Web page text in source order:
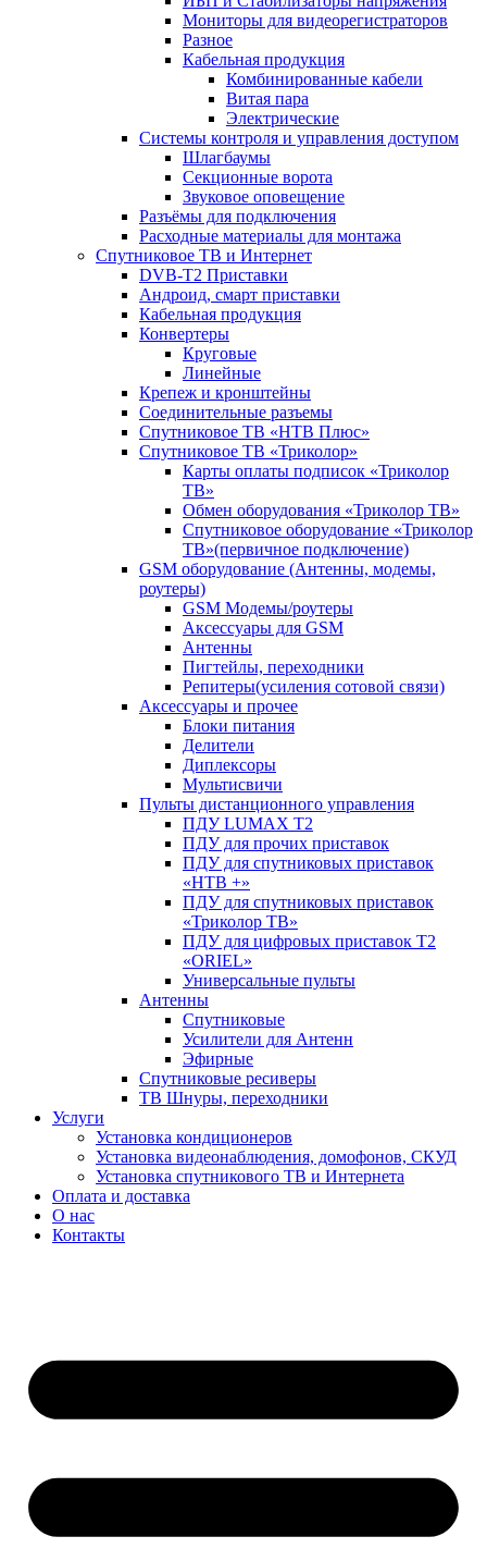
Мониторы для видеорегистраторов
Разное
Кабельная продукция
Комбинированные кабели
Витая пара
Электрические
Системы контроля и управления доступом
Шлагбаумы
Секционные ворота
Звуковое оповещение
Разъёмы для подключения
Расходные материалы для монтажа
Спутниковое ТВ и Интернет
DVB-Т2 Приставки
Андроид, смарт приставки
Кабельная продукция
Конвертеры
Круговые
Линейные
Крепеж и кронштейны
Соединительные разъемы
Спутниковое ТВ «НТВ Плюс»
Спутниковое ТВ «Триколор»
Карты оплаты подписок «Триколор
ТВ»
Обмен оборудования «Триколор ТВ»
Спутниковое оборудование «Триколор
ТВ»(первичное подключение)
GSM оборудование (Антенны, модемы,
роутеры)
GSM Модемы/роутеры
Аксессуары для GSM
Антенны
Пигтейлы, переходники
Репитеры(усиления сотовой связи)
Аксессуары и прочее
Блоки питания
Делители
Диплексоры
Мультисвичи
Пульты дистанционного управления
ПДУ LUMAX Т2
ПДУ для прочих приставок
ПДУ для спутниковых приставок
«НТВ +»
ПДУ для спутниковых приставок
«Триколор ТВ»
ПДУ для цифровых приставок Т2
«ORIEL»
Универсальные пульты
Антенны
Спутниковые
Усилители для Антенн
Эфирные
Спутниковые ресиверы
ТВ Шнуры, переходники
Услуги
Установка кондиционеров
Установка видеонаблюдения, домофонов, СКУД
Установка спутникового ТВ и Интернета
Оплата и доставка
О нас
Контакты